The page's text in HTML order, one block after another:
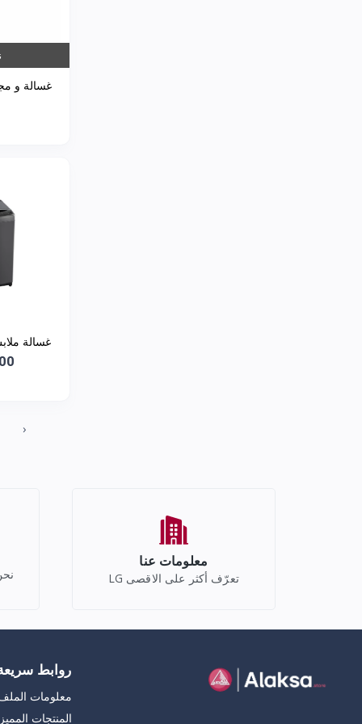
غسالة و
‹
معلومات عنا
تعرّف أكثر على الاقصى LG
روابط
معلومات
المنتجات